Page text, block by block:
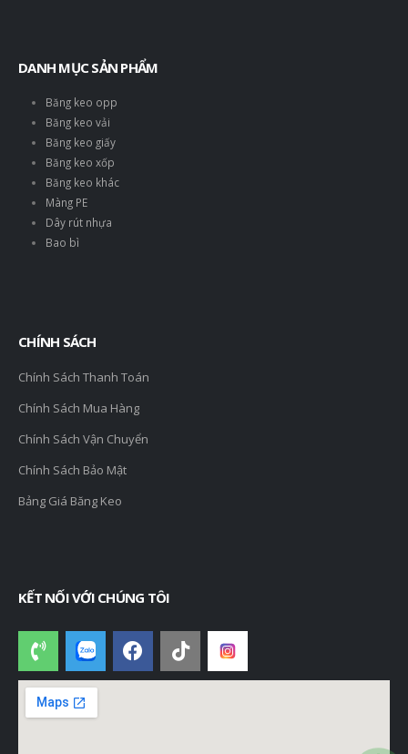
DANH MỤC SẢN PHẨM
Băng keo opp
Băng keo vải
Băng keo giấy
Băng keo xốp
Băng keo khác
Màng PE
Dây rút nhựa
Bao bì
CHÍNH SÁCH
Chính Sách Thanh Toán
Chính Sách Mua Hàng
Chính Sách Vận Chuyển
Chính Sách Bảo Mật
Bảng Giá Băng Keo
KẾT NỐI VỚI CHÚNG TÔI